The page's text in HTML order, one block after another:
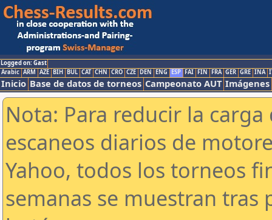
Logged on: Gast
Arabic ARM AZE BIH BUL CAT CHN CRO CZE DEN ENG ESP FAI FIN FRA GER GRE INA
Inicio Base de datos de torneos Campeonato AUT Imágenes
Nota: Para reducir la
escaneos diarios de
Yahoo, todos los torneos
semanas se muestran tras